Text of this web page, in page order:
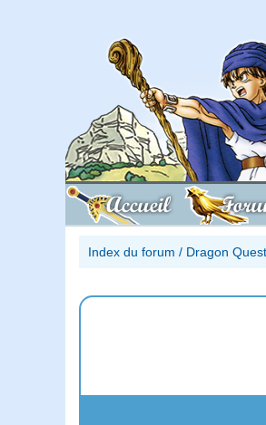
Accueil
Index du forum / Dragon